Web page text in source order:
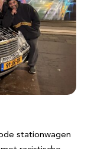
stationwagen